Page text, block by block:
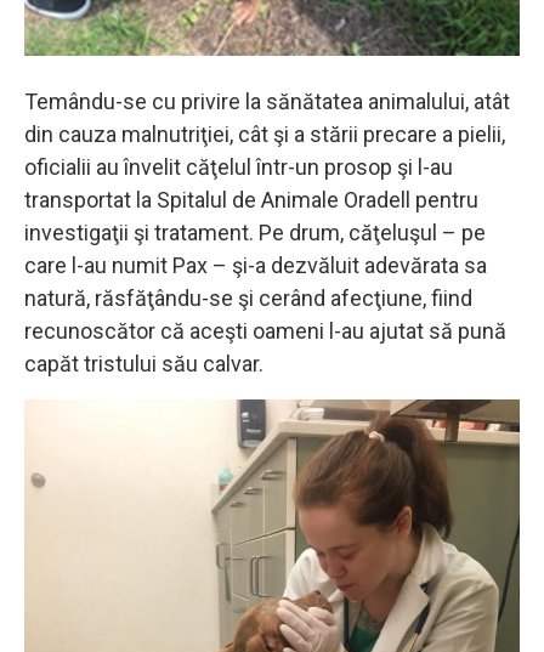
Temându-se cu privire la sănătatea animalului, atât
din cauza malnutriţiei, cât şi a stării precare a pielii,
oficialii au învelit căţelul într-un prosop şi l-au
transportat la Spitalul de Animale Oradell pentru
investigaţii şi tratament. Pe drum, căţeluşul – pe
care l-au numit Pax – şi-a dezvăluit adevărata sa
natură, răsfăţându-se şi cerând afecţiune, fiind
recunoscător că aceşti oameni l-au ajutat să pună
capăt tristului său calvar.